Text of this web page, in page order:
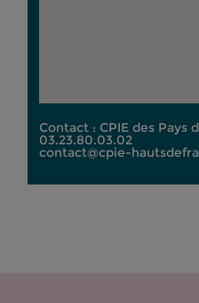
Contact : CPIE des Pays
03.23.80.03.02
contact@cpie-